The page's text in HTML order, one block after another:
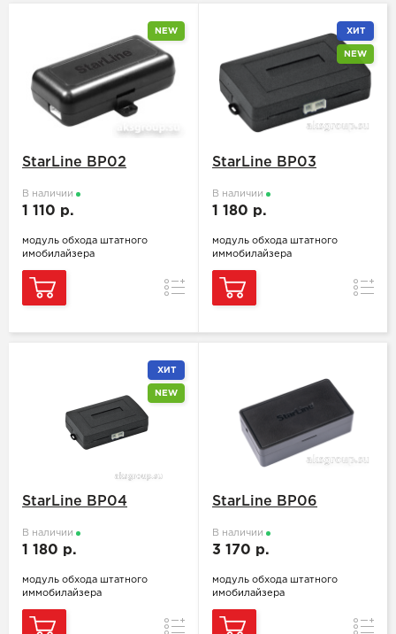
NEW
StarLine BP02
В наличии
1 110 р.
модуль обхода штатного
имобилайзера
Сравнение
ХИТ
NEW
StarLine BP03
В наличии
1 180 р.
модуль обхода штатного
иммобилайзера
ХИТ
NEW
StarLine BP04
В наличии
1 180 р.
модуль обхода штатного
иммобилайзера
Сравнение
StarLine BP06
В наличии
3 170 р.
модуль обхода штатного
имобилайзера